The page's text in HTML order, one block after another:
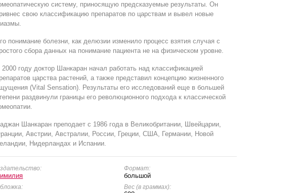
систему, приносящую предсказуемые результаты. Он
свою классификацию препаратов по царствам и вывел новые
понимание болезни, как делюзии изменило процесс взятия случая с
сбора данных на понимание пациента не на физическом уровне.
2000 году доктор Шанкаран начал работать над классификацией
царства растений, а также представил концепцию жизненного
(Vital Sensation). Результаты его исследований еще в большей
раздвинули границы его революционного подхода к классической
Шанкаран преподает с 1986 года в Великобритании, Швейцарии,
Австрии, Австралии, России, Греции, США, Германии, Новой
Нидерландах и Испании.
Формат:
большой
Вес (в граммах):